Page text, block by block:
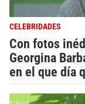
CELEBRIDADES
Con fotos
Georgina
en el que día